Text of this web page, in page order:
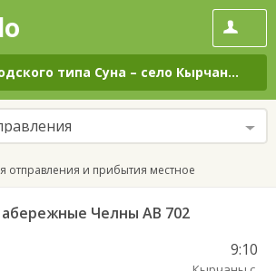
типа Суна – село Кырчаны
отправления и прибытия местное
Челны АВ 702
9:10